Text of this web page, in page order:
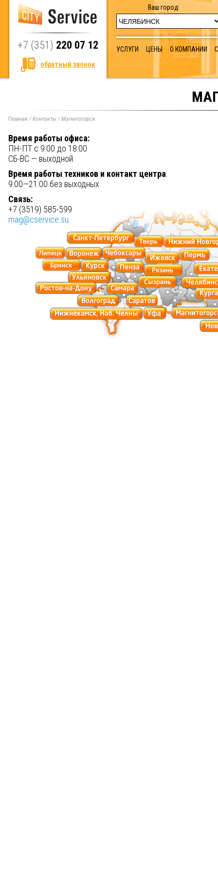
+7 (351) 220 07 12
обратный звонок
Ваш город:
УСЛУГИ ЦЕНЫ О КОМПАНИИ
Главная/Контакты/Магнитогорск
Время работы офиса:
ПН-ПТ с 9:00 до 18:00
СБ-ВС — выходной
Время работы техников и контакт центра:
9:00—21:00 без выходных
Связь:
+7 (3519) 585-599
mag@cservice.su